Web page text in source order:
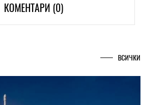
КОМЕНТАРИ (0)
ВСИЧКИ